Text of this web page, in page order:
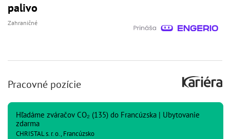
palivo
Zahraničné
Pracovné pozície
Hľadáme zváračov CO₂ (135) do Francúzska | Ubytovanie
zdarma
CHRISTAL s. r. o., Francúzsko